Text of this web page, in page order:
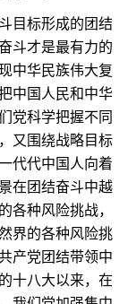
目标形成的团结
斗才是最有力的
中华民族伟大复
中国人民和中华
党科学把握不同
又围绕战略目标
代代中国人向着
在团结奋斗中越
各种风险挑战，
界的各种风险挑
产党团结带领中
十八大以来，在